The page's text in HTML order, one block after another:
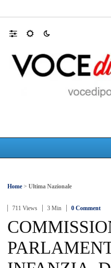
Home > Ultima Nazionale
711 Views 3 Min 0 Comment